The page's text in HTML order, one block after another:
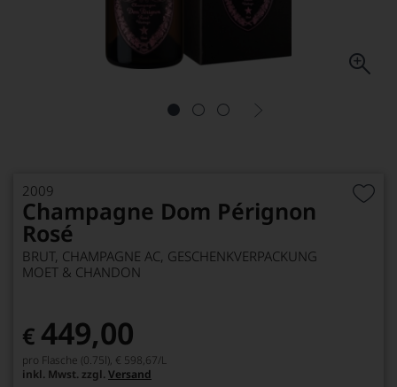
2009
Champagne Dom Pérignon
Rosé
BRUT, CHAMPAGNE AC, GESCHENKVERPACKUNG
MOET & CHANDON
€ 449,00
pro Flasche (0.75l), € 598,67/L
inkl. Mwst. zzgl. Versand